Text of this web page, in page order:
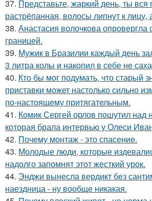
37. Представьте, жаркий день, ты вся
растрёпанная, волосы липнут к лицу,
38. Анастасия волочкова опровергла
границей.
39. Мужик в Бразилии каждый день
3 литра колы и накопил в себе не
40. Кто бы мог подумать, что старый
приставки может настолько сильно
по-настоящему притягательным.
41. Комик Сергей орлов пошутил над
которая брала интервью у Олеси
42. Почему монтаж - это спасение.
43. Молодые люди, которые
надолго запомнят этот жесткий урок.
44. Энджи вынесла вердикт без
наездница - ну вообще никакая.